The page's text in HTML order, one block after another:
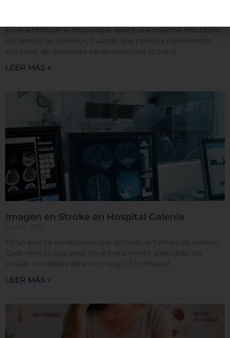
En el ámbito de la neurología, existe una máxima ineludible:
«El tiempo es cerebro». Cuando una persona experimenta
síntomas de un evento cerebrovascular (ictus o
LEER MÁS »
Imagen en Stroke en Hospital Galenia
En un evento cerebrovascular (stroke), el tiempo es cerebro.
Cada minuto que pasa sin el tratamiento adecuado, las
células cerebrales están en riesgo. En Hospital
LEER MÁS »
preferencias o su dispositivo, y se usa
principalmente para que el sitio funcione según lo
esperado. Por lo general, la información no lo
una experiencia web más personalizada. Ya que
escoger no permitirnos usar ciertas cookies. Haga
clic en los encabezados de cada categoría para saber
más y cambiar nuestras configuraciones
predeterminadas. Sin embargo, el bloqueo de
algunos tipos de cookies puede afectar su
experiencia en el sitio y los servicios que podemos
ofrecer. Más información
Permitir todas
Sistema de personalización de cookies